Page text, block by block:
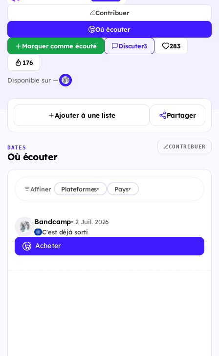
Contribuer
Où écouter
Marquer comme écouté Discuter·3 283
176
Disponible sur —
Ajouter à une liste Partager
DATES
Où écouter
CONTRIBUER
Affiner Plateformes▾ Pays▾
Bandcamp• 2 Juil. 2026
C'est déjà sorti
Acheter